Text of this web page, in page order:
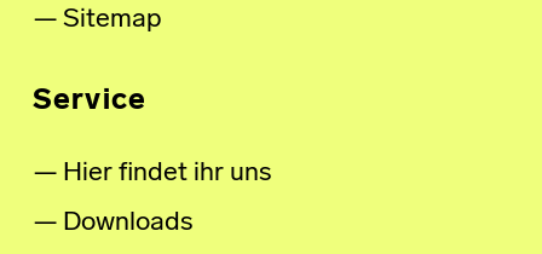
Sitemap
Service
Hier findet ihr uns
Downloads